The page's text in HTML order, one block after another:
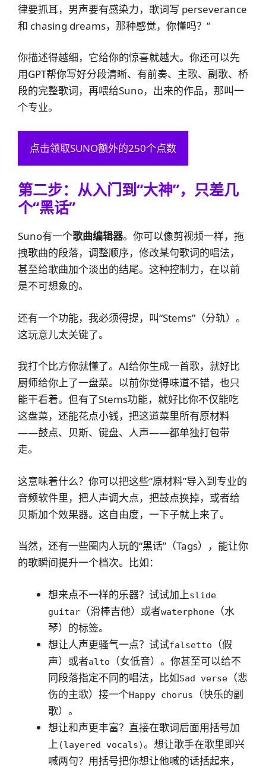
律要抓耳，男声要有感染力，歌词写 perseverance
和 chasing dreams，那种感觉，你懂吗？”
你描述得越细，它给你的惊喜就越大。你还可以先
用GPT帮你写好分段清晰、有前奏、主歌、副歌、桥
段的完整歌词，再喂给Suno，出来的作品，那叫一
个专业。
点击领取SUNO额外的250个点数
第二步：从入门到“大神”，只差几
个“黑话”
Suno有一个歌曲编辑器。你可以像剪视频一样，拖
拽歌曲的段落，调整顺序，修改某句歌词的唱法，
甚至给歌曲加个淡出的结尾。这种控制力，在以前
是不可想象的。
还有一个功能，我必须得提，叫“Stems”（分轨）。
这玩意儿太关键了。
我打个比方你就懂了。AI给你生成一首歌，就好比
厨师给你上了一盘菜。以前你觉得味道不错，也只
能干看着。但有了Stems功能，就好比你不仅能吃
这盘菜，还能花点小钱，把这道菜里所有原材料
——鼓点、贝斯、键盘、人声——都单独打包带
走。
这意味着什么？你可以把这些“原材料”导入到专业的
音频软件里，把人声调大点，把鼓点换掉，或者给
贝斯加个效果器。这自由度，一下子就上来了。
当然，还有一些圈内人玩的“黑话”（Tags），能让你
的歌瞬间提升一个档次。比如：
想来点不一样的乐器？试试加上slide
guitar
（滑棒吉他）或者waterphone
（水
琴）的标签。
想让人声更骚气一点？试试falsetto
（假
声）或者alto
（女低音）。你甚至可以给不
同段落指定不同的唱法，比如Sad verse
（悲
伤的主歌）接一个Happy chorus
（快乐的副
歌）。
想让和声更丰富？直接在歌词后面用括号加
上 (layered vocals)。想让歌手在歌里即兴
喊两句？用括号把你想让他喊的话括起来，